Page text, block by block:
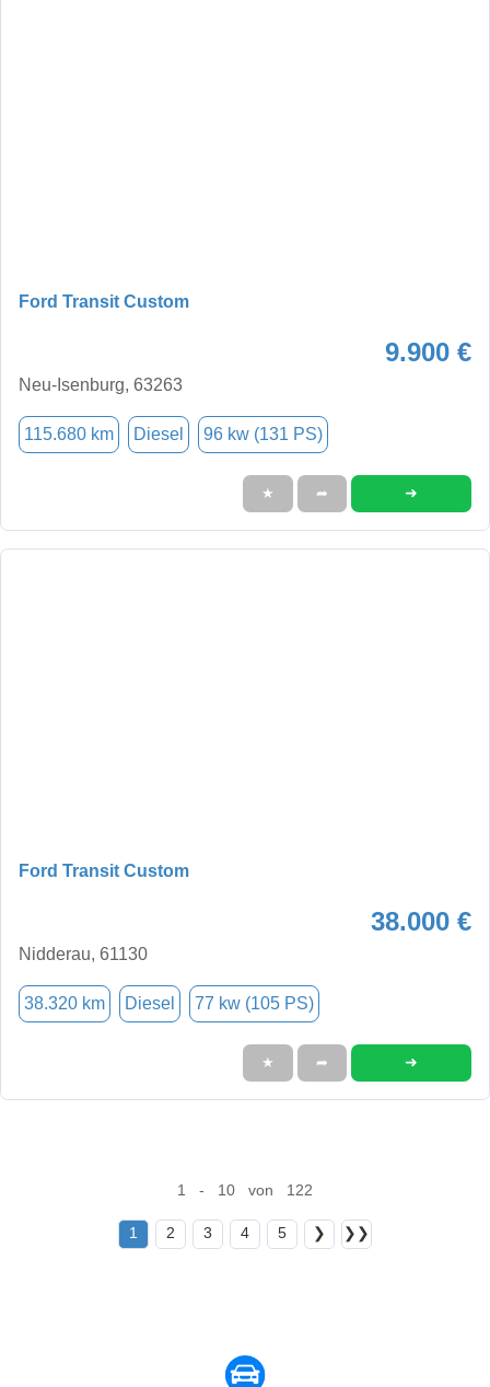
Ford Transit Custom
9.900 €
Neu-Isenburg, 63263
115.680 km Diesel 96 kw (131 PS)
★ ➦ ➜
Ford Transit Custom
38.000 €
Nidderau, 61130
38.320 km Diesel 77 kw (105 PS)
★ ➦ ➜
1 - 10 von 122
1 2 3 4 5 ❯ ❯❯